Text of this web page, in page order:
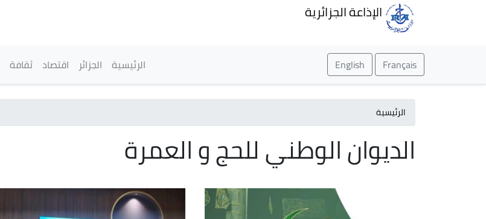
الإذاعة الجزائرية
Français
English القائمة الرئيسية
الرئيسية الجزائر اقتصاد ثقافة
الرئيسية
الديوان الوطني للحج و العمرة